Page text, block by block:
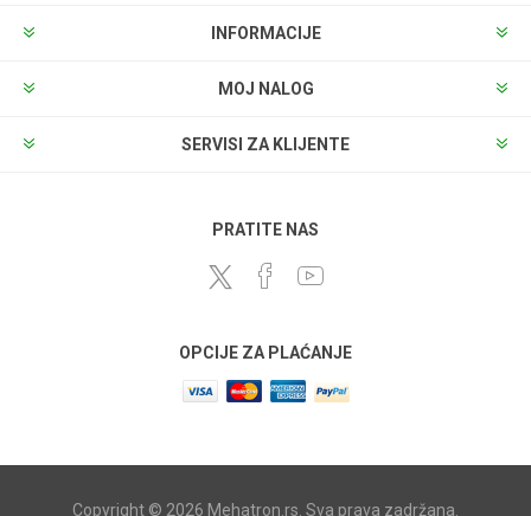
INFORMACIJE
MOJ NALOG
SERVISI ZA KLIJENTE
PRATITE NAS
OPCIJE ZA PLAĆANJE
Copyright © 2026 Mehatron.rs. Sva prava zadržana.